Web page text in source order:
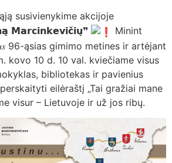
susivienykime akcijoje
𝗠𝗮𝗿𝗰𝗶𝗻𝗸𝗲𝘃𝗶𝗰̌𝗶𝘂̨❞
Minint
96-ąsias gimimo metines ir artėjant
kovo 10 d. 10 val. kviečiame visus
bibliotekas ir pavienius
eilėraštį „Tai gražiai mane
visur – Lietuvoje ir už jos ribų.